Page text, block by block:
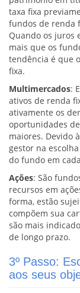
taxa fixa
fundos de renda
Quando os juros
mais que os
tendência é que
fixa.
Multimercados:
ativos de renda
ativamente os
oportunidades
maiores. Devido
gestor na
do fundo em
Ações: São
recursos em
forma, estão
compõem sua
são mais
de longo prazo.
3º Passo:
aos seus